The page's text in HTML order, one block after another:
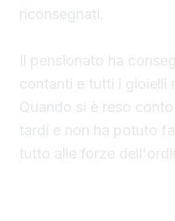
riconsegnati.
Il pensionato ha
contanti e tutti i gioielli
Quando si è reso
tardi e non ha potuto
tutto alle forze